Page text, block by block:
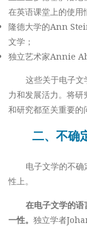
在英语课堂上的使用
隆德大学的Ann
文学；
独立艺术家Annie
这些关于电子
力和发展活力。将
和研究都至关重要的
二、不确
电子文学的不
性上。
在电子文学的
一性。独立学者